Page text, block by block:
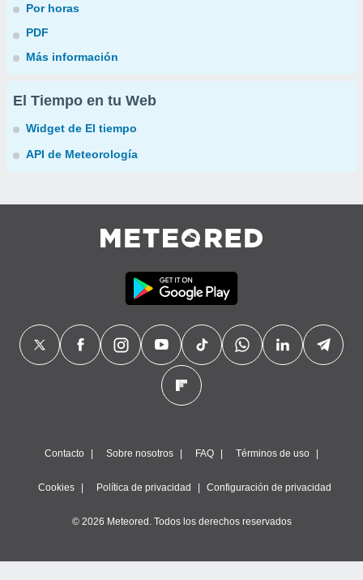
Por horas
PDF
Más información
El Tiempo en tu Web
Widget de El tiempo
API de Meteorología
Contacto Sobre nosotros FAQ Términos de uso
Cookies Política de privacidad Configuración de privacidad
© 2026 Meteored. Todos los derechos reservados